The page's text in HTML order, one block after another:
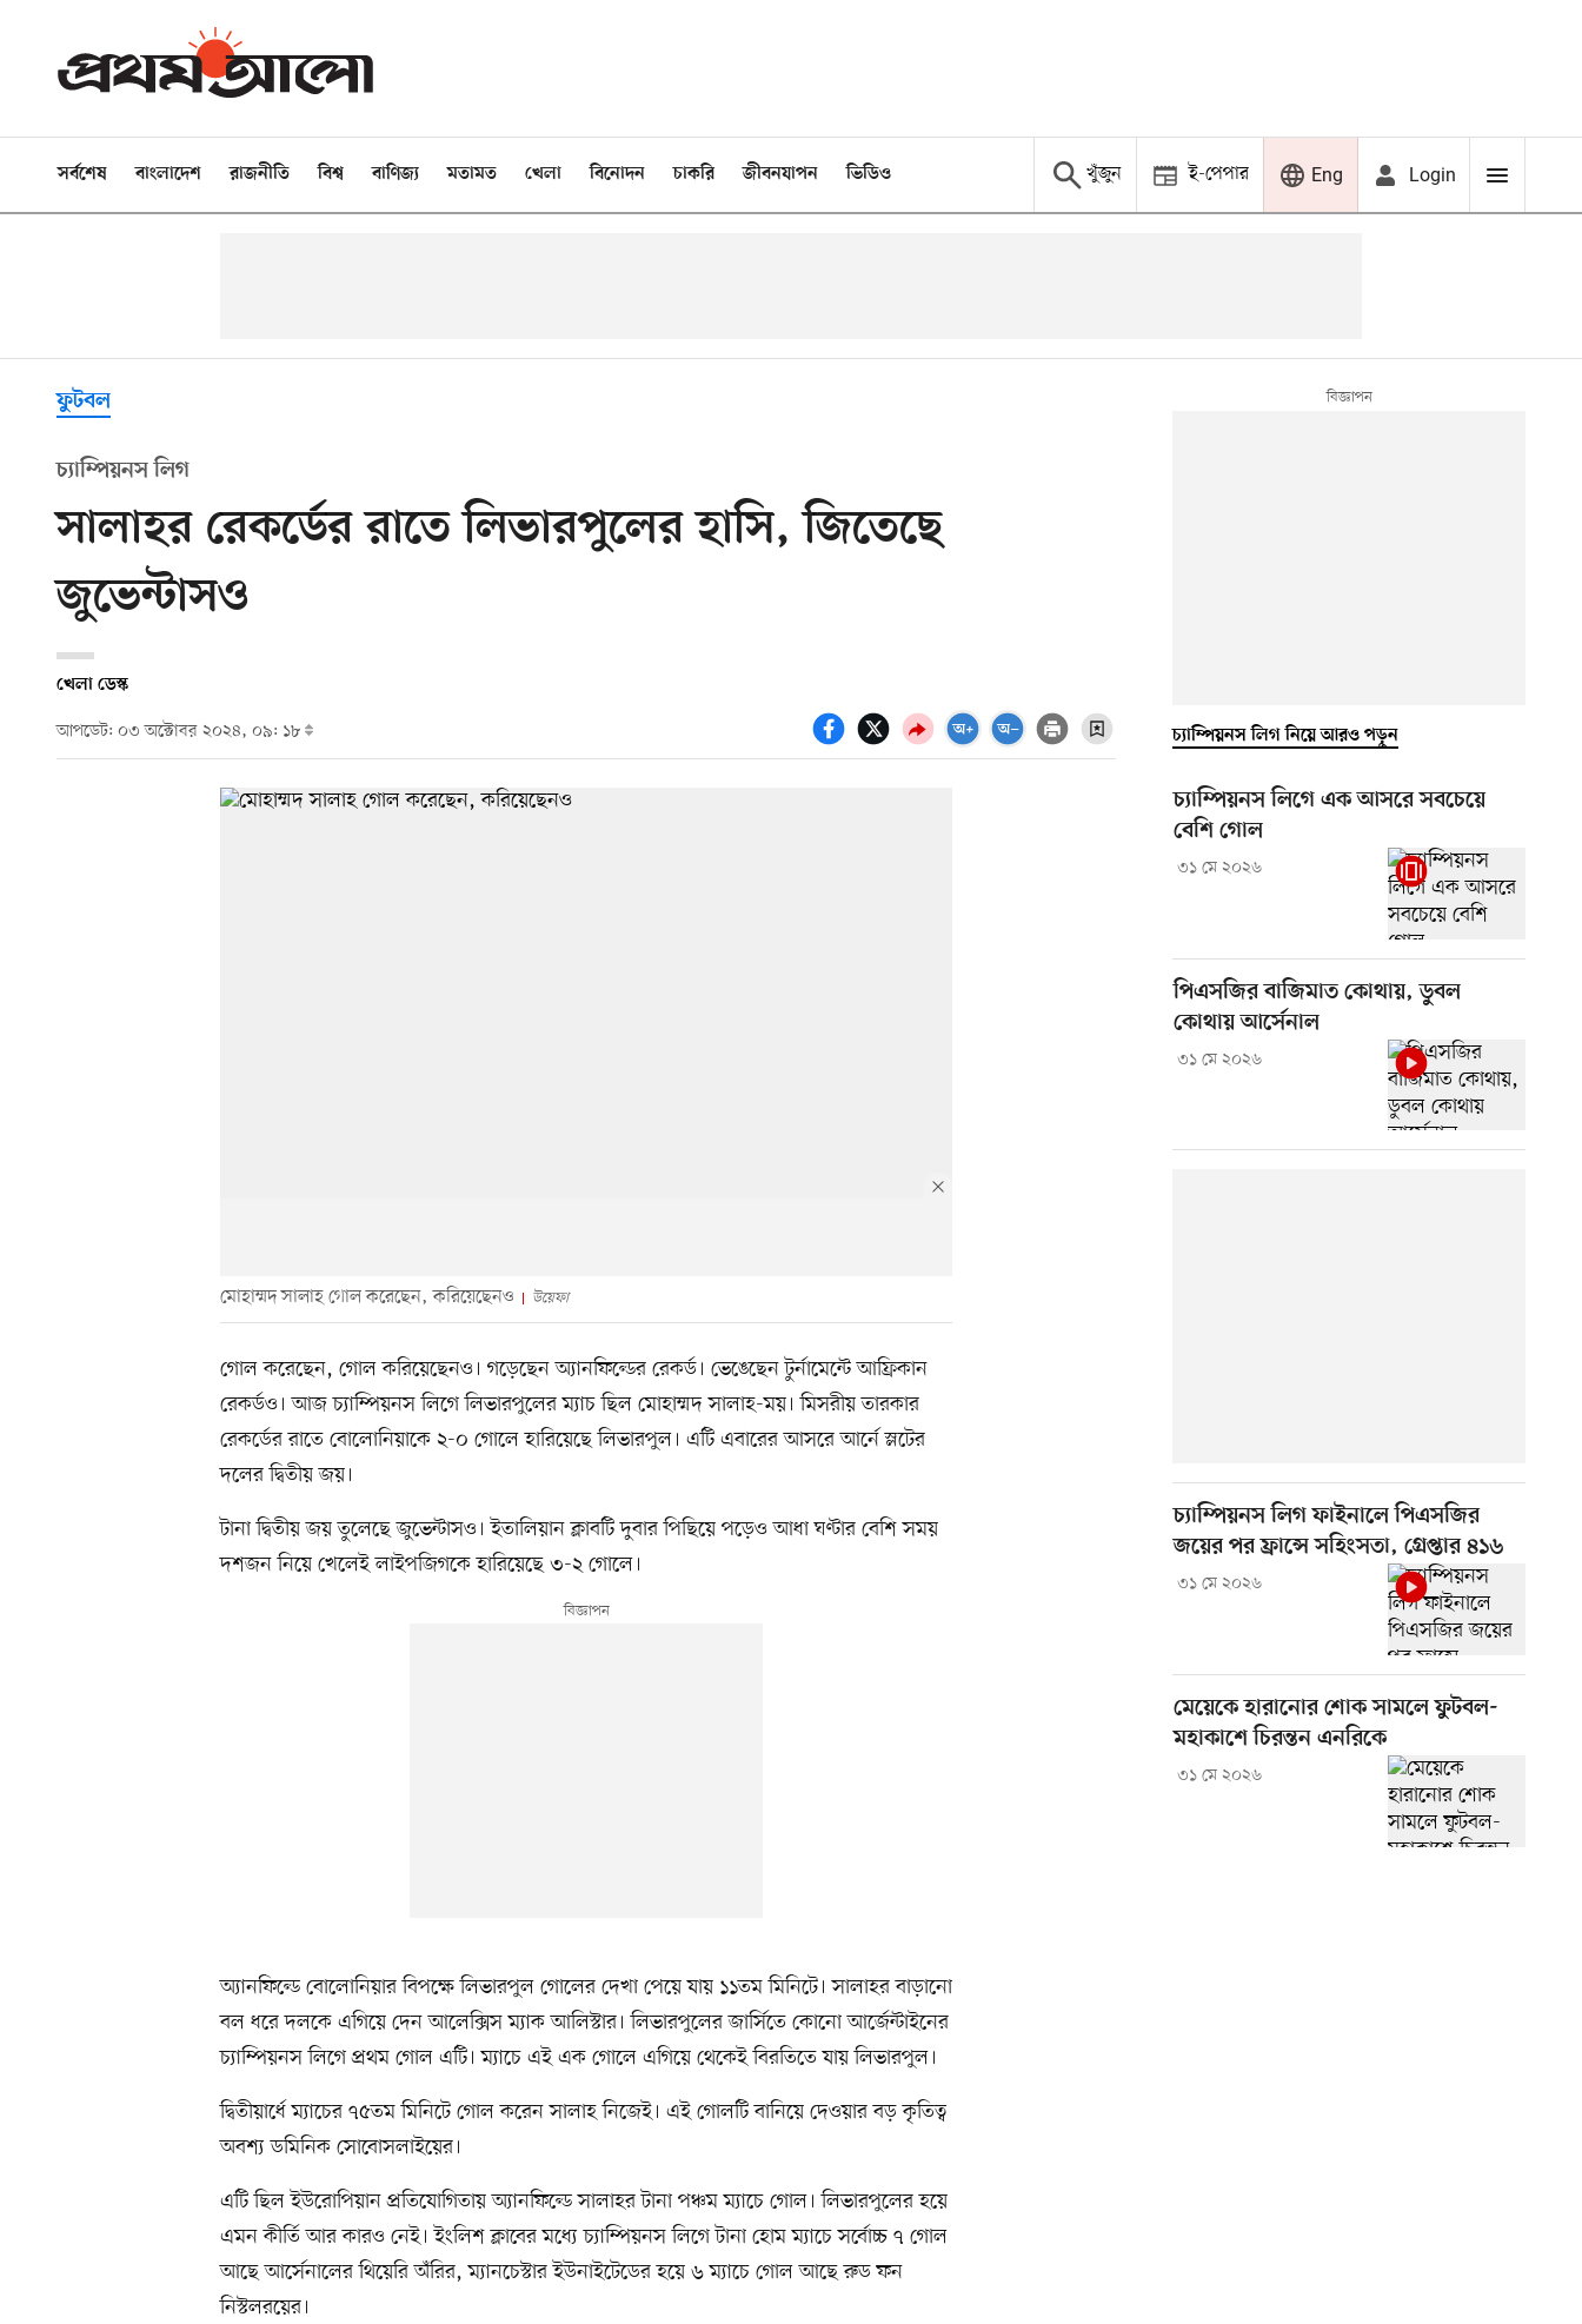
সর্বশেষ বাংলাদেশ রাজনীতি বিশ্ব বাণিজ্য মতামত খেলা বিনোদন চাকরি জীবনযাপন ভিডিও খুঁজুন ই-পেপার Eng Login
ফুটবল
চ্যাম্পিয়নস লিগ
সালাহর রেকর্ডের রাতে লিভারপুলের হাসি, জিতেছে
জুভেন্টাসও
খেলা ডেস্ক
আপডেট: ০৩ অক্টোবর ২০২৪, ০৯: ১৮
মোহাম্মদ সালাহ গোল করেছেন, করিয়েছেনও উয়েফা
গোল করেছেন, গোল করিয়েছেনও। গড়েছেন অ্যানফিল্ডের রেকর্ড। ভেঙেছেন টুর্নামেন্টে আফ্রিকান
রেকর্ডও। আজ চ্যাম্পিয়নস লিগে লিভারপুলের ম্যাচ ছিল মোহাম্মদ সালাহ-ময়। মিসরীয় তারকার
রেকর্ডের রাতে বোলোনিয়াকে ২-০ গোলে হারিয়েছে লিভারপুল। এটি এবারের আসরে আর্নে স্লটের
দলের দ্বিতীয় জয়।
টানা দ্বিতীয় জয় তুলেছে জুভেন্টাসও। ইতালিয়ান ক্লাবটি দুবার পিছিয়ে পড়েও আধা ঘণ্টার বেশি সময়
দশজন নিয়ে খেলেই লাইপজিগকে হারিয়েছে ৩-২ গোলে।
অ্যানফিল্ডে বোলোনিয়ার বিপক্ষে লিভারপুল গোলের দেখা পেয়ে যায় ১১তম মিনিটে। সালাহর বাড়ানো
বল ধরে দলকে এগিয়ে দেন আলেক্সিস ম্যাক আলিস্টার। লিভারপুলের জার্সিতে কোনো আর্জেন্টাইনের
চ্যাম্পিয়নস লিগে প্রথম গোল এটি। ম্যাচে এই এক গোলে এগিয়ে থেকেই বিরতিতে যায় লিভারপুল।
দ্বিতীয়ার্ধে ম্যাচের ৭৫তম মিনিটে গোল করেন সালাহ নিজেই। এই গোলটি বানিয়ে দেওয়ার বড় কৃতিত্ব
অবশ্য ডমিনিক সোবোসলাইয়ের।
এটি ছিল ইউরোপিয়ান প্রতিযোগিতায় অ্যানফিল্ডে সালাহর টানা পঞ্চম ম্যাচে গোল। লিভারপুলের হয়ে
এমন কীর্তি আর কারও নেই। ইংলিশ ক্লাবের মধ্যে চ্যাম্পিয়নস লিগে টানা হোম ম্যাচে সর্বোচ্চ ৭ গোল
আছে আর্সেনালের থিয়েরি অঁরির, ম্যানচেস্টার ইউনাইটেডের হয়ে ৬ ম্যাচে গোল আছে রুড ফন
নিস্টলরয়ের।
চ্যাম্পিয়নস লিগ নিয়ে আরও পড়ুন
চ্যাম্পিয়নস লিগে এক আসরে সবচেয়ে
বেশি গোল
৩১ মে ২০২৬
পিএসজির বাজিমাত কোথায়, ডুবল
কোথায় আর্সেনাল
৩১ মে ২০২৬
চ্যাম্পিয়নস লিগ ফাইনালে পিএসজির
জয়ের পর ফ্রান্সে সহিংসতা, গ্রেপ্তার ৪১৬
৩১ মে ২০২৬
মেয়েকে হারানোর শোক সামলে ফুটবল-
মহাকাশে চিরন্তন এনরিকে
৩১ মে ২০২৬